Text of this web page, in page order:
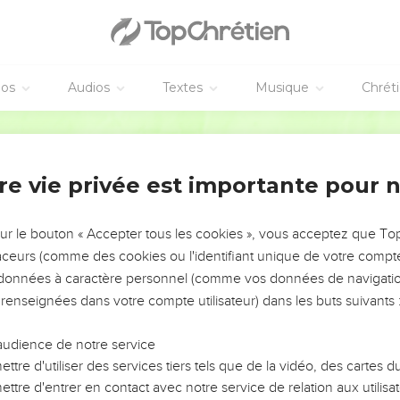
Audios Textes Musique
insouciante ; Et parmi des hommes de tout le genre humain
ont mis des bracelets aux mains des deux sœurs Et la parure
celle qui s’est usée dans l’adultère : Maintenant l’on se
Comme l’on va chez une prostituée ; C’est ainsi qu’on est
justes : Ce sont eux qui les jugeront, Comme on juge les
le sang ; Car elles sont adultères, Et il y a du sang à leurs
l’Éternel : Qu’un rassemblement monte contre elles, Et
lapidera Et les abattra à coups d’épée ; On tuera leurs fils et
dans le pays ; Toutes les femmes en recevront une
vôtre.
infamie sur vous, Vous supporterez (le poids de) vos péchés
vie privée est importante pour
le bouton « Accepter tous les cookies », vous acceptez que
(comme des cookies ou l'identifiant unique de votre
à caractère personnel (comme vos données de
dans votre compte utilisateur) dans les buts suivants :
de notre service
d'utiliser des services tiers tels que de la vidéo, des cartes
d'entrer en contact avec notre service de relation aux